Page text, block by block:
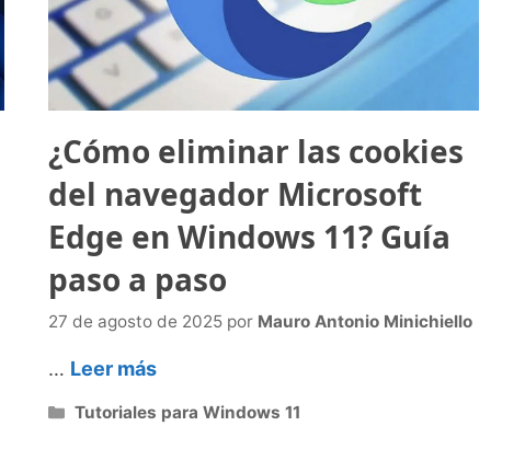
¿Cómo eliminar las cookies
del navegador Microsoft
Edge en Windows 11? Guía
paso a paso
27 de agosto de 2025 por Mauro Antonio Minichiello
… Leer más
Categorías
Tutoriales para Windows 11